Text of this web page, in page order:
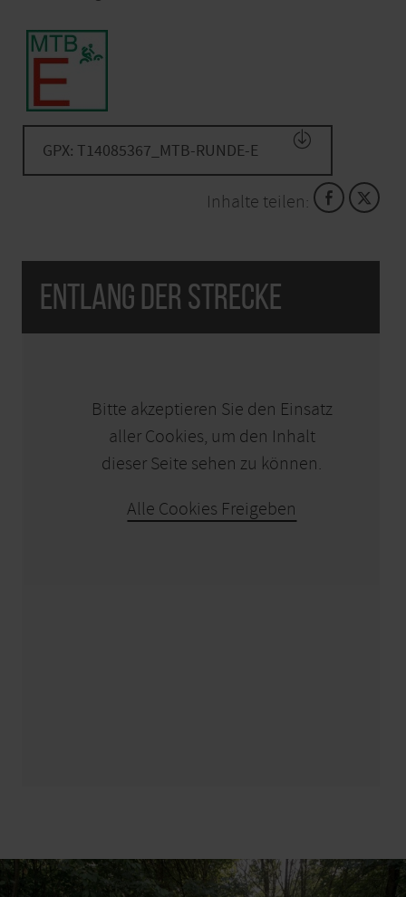
sind der Bahnhofs-Parkplatz oder die Parkplätze der
Kirche in Zerkall oder die Parkplätze des
Krawutschketurmes in Bergstein.
GPX: T14085367_MTB-RUNDE-E
Inhalte teilen:
Entlang der Strecke
Bitte akzeptieren Sie den Einsatz
aller Cookies, um den Inhalt
dieser Seite sehen zu können.
Alle Cookies Freigeben